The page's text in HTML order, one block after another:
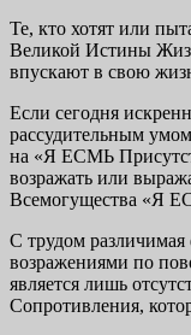
Те, кто хотят или
Великой Истины
впускают в свою
Если сегодня
рассудительным
на «Я ЕСМЬ
возражать или
Всемогущества «Я
С трудом
возражениями по
является лишь
Сопротивления,